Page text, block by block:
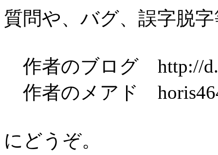
質問や、バグ、誤字脱
作者のブログ http://
作者のメアド
にどうぞ。